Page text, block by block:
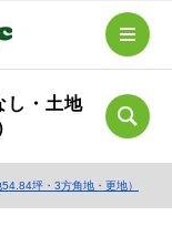
し・土地
坪・3方角地・更地）